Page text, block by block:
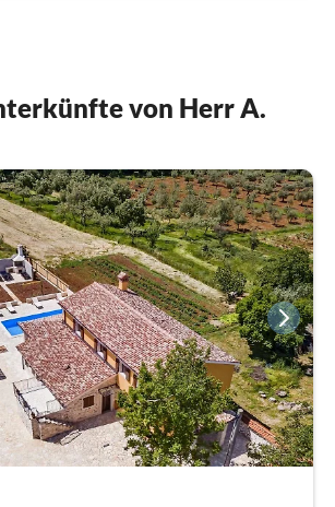
von Herr A.